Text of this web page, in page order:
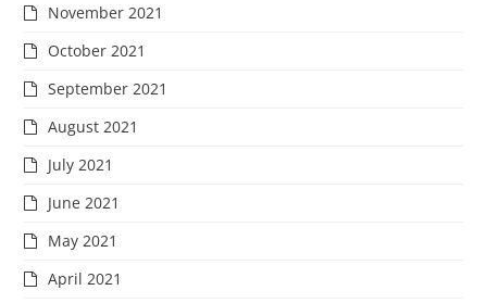
November 2021
October 2021
September 2021
August 2021
July 2021
June 2021
May 2021
April 2021